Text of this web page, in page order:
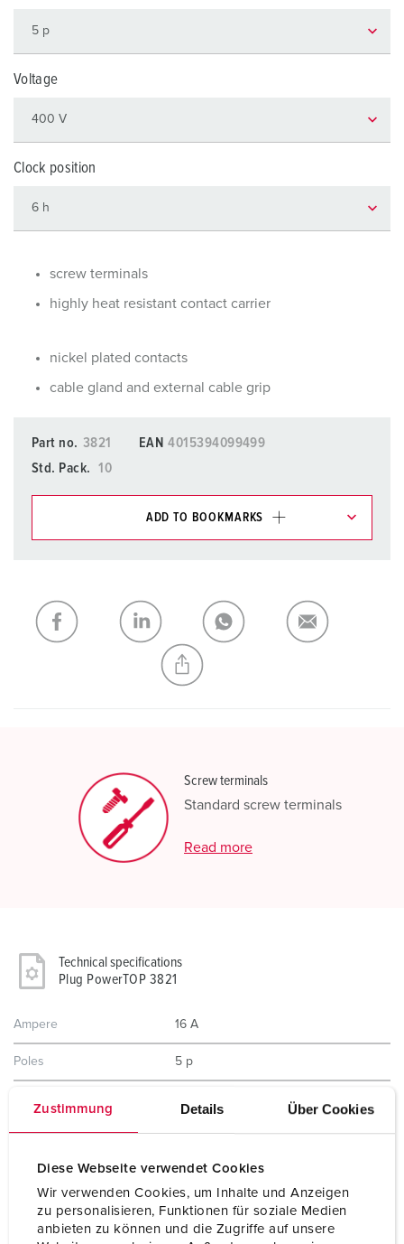
Zustimmung Details Über Cookies
Diese Webseite verwendet Cookies
Wir verwenden Cookies, um Inhalte und Anzeigen
zu personalisieren, Funktionen für soziale Medien
anbieten zu können und die Zugriffe auf unsere
Voltage
Clock position
screw terminals
highly heat resistant contact carrier
nickel plated contacts
cable gland and external cable grip
Part no. 3821 EAN 4015394099499
Std. Pack.
10
ADD TO BOOKMARKS
My list ADD
CREATE A NEW LIST
Screw terminals
Standard screw terminals
Read more
Technical specifications
Plug PowerTOP 3821
Ampere 16 A
Poles 5 p
Clock position 6 h
Hertz 50-60 Hz
Connection technology Screw terminals